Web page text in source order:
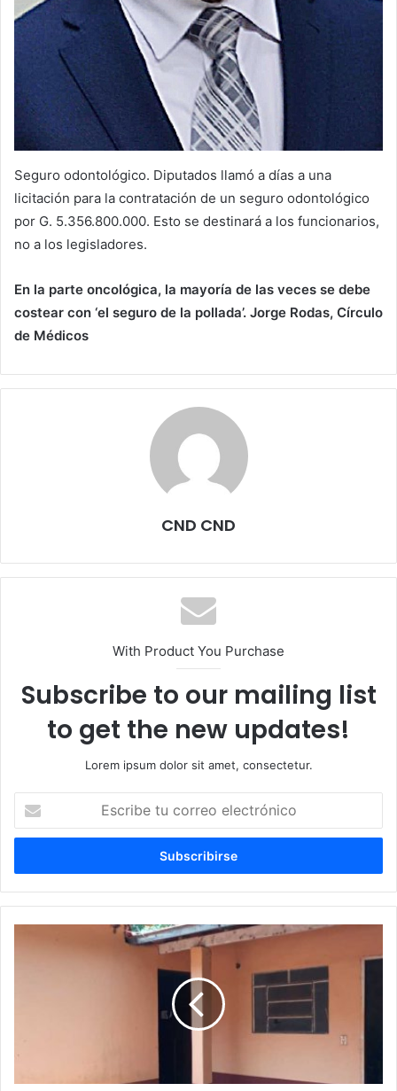
Seguro odontológico. Diputados llamó a días a una
licitación para la contratación de un seguro odontológico
por G. 5.356.800.000. Esto se destinará a los funcionarios,
no a los legisladores.
En la parte oncológica, la mayoría de las veces se debe
costear con ‘el seguro de la pollada’. Jorge Rodas, Círculo
de Médicos
CND CND
With Product You Purchase
Subscribe to our mailing list
to get the new updates!
Lorem ipsum dolor sit amet, consectetur.
correo